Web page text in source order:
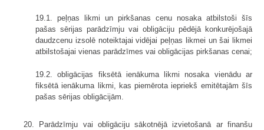
19.1. peļņas likmi un pirkšanas cenu nosaka atbilstoši šīs
pašas sērijas parādzīmju vai obligāciju pēdējā konkurējošajā
daudzcenu izsolē noteiktajai vidējai peļņas likmei un šai likmei
atbilstošajai vienas parādzīmes vai obligācijas pirkšanas cenai;
19.2. obligācijas fiksētā ienākuma likmi nosaka vienādu ar
fiksētā ienākuma likmi, kas piemērota iepriekš emitētajām šīs
pašas sērijas obligācijām.
20. Parādzīmju vai obligāciju sākotnējā izvietošanā ar finanšu